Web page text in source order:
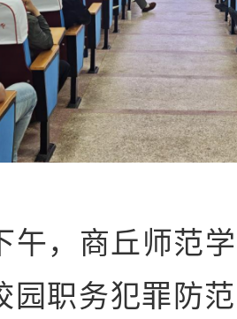
午，商丘师范
园职务犯罪防